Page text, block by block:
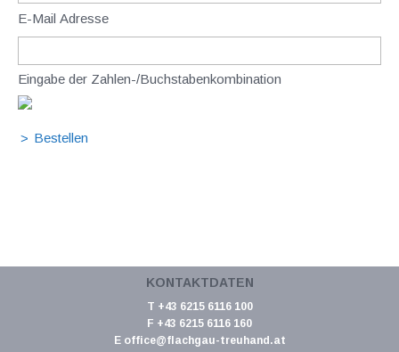
E-Mail Adresse
Eingabe der Zahlen-/Buchstabenkombination
KONTAKTDATEN
T +43 6215 6116 100
F +43 6215 6116 160
E office@flachgau-treuhand.at